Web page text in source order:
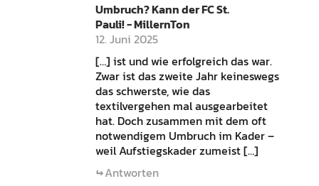
Umbruch? Kann der FC St.
Pauli! - MillernTon
12. Juni 2025
[…] ist und wie erfolgreich das war.
Zwar ist das zweite Jahr keineswegs
das schwerste, wie das
textilvergehen mal ausgearbeitet
hat. Doch zusammen mit dem oft
notwendigem Umbruch im Kader –
weil Aufstiegskader zumeist […]
Antworten